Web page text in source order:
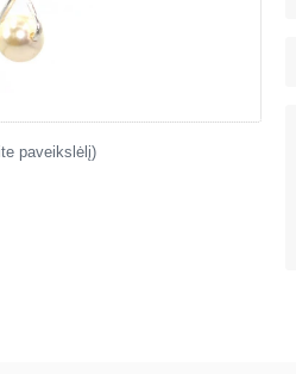
paveikslėlį)